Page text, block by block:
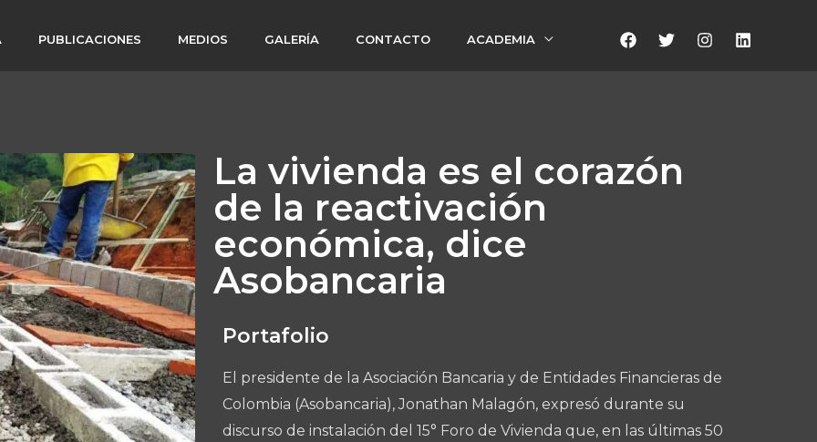
PUBLICACIONES MEDIOS GALERÍA CONTACTO ACADEMIA
La vivienda es el corazón
de la reactivación
económica, dice
Asobancaria
Portafolio
El presidente de la Asociación Bancaria y de Entidades Financieras de
Colombia (Asobancaria), Jonathan Malagón, expresó durante su
discurso de instalación del 15° Foro de Vivienda que, en las últimas 50